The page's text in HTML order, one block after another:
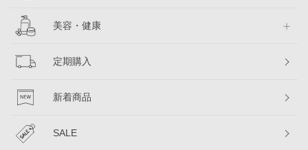
美容・健康
定期購入
新着商品
SALE